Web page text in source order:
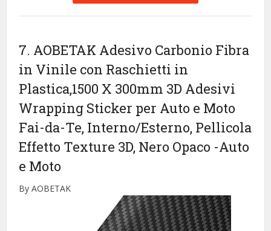
7. AOBETAK Adesivo Carbonio Fibra
in Vinile con Raschietti in
Plastica,1500 X 300mm 3D Adesivi
Wrapping Sticker per Auto e Moto
Fai-da-Te, Interno/Esterno, Pellicola
Effetto Texture 3D, Nero Opaco -Auto
e Moto
By AOBETAK